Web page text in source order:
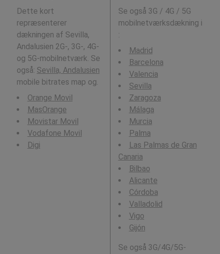
Dette kort
repræsenterer
dækningen af Sevilla,
Andalusien 2G-, 3G-, 4G-
og 5G-mobilnetværk. Se
også: Sevilla, Andalusien
mobile bitrates map og.
Orange Movil
MasOrange
Movistar Movil
Vodafone Movil
Digi
Se også 3G / 4G / 5G
mobilnetværksdækning i
:
Madrid
Barcelona
Valencia
Sevilla
Zaragoza
Málaga
Murcia
Palma
Las Palmas de Gran
Canaria
Bilbao
Alicante
Córdoba
Valladolid
Vigo
Gijón
Se også 3G/4G/5G-